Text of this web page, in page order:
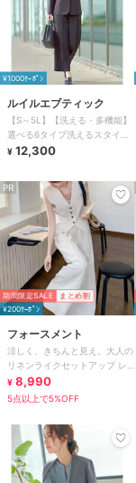
¥1000ｸｰﾎﾟﾝ
ルイルエブティック
【S～5L】【洗える・多機能】
選べる6タイプ洗えるスタイリ
ッシュビジネススーツパンツセ
¥ 12,300
PR
期間限定SALE
まとめ割
¥200ｸｰﾎﾟﾝ
フォースメント
涼しく、きちんと見え。大人の
リネンライクセットアップ レ
ディース ベスト ワイドパンツ
2点セット
¥ 8,990
5点以上で5%OFF